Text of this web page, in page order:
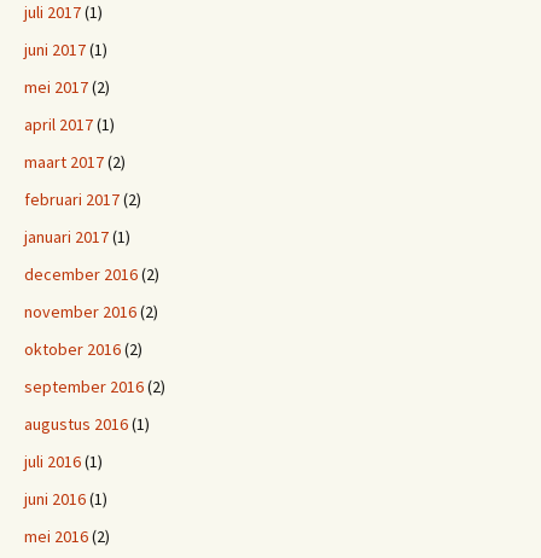
juli 2017(1)
juni 2017(1)
mei 2017(2)
april 2017(1)
maart 2017(2)
februari 2017(2)
januari 2017(1)
december 2016(2)
november 2016(2)
oktober 2016(2)
september 2016(2)
augustus 2016(1)
juli 2016(1)
juni 2016(1)
mei 2016(2)